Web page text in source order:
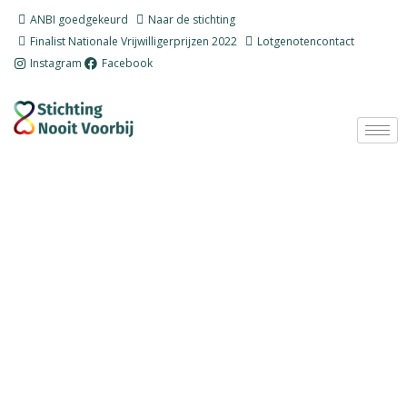
ANBI goedgekeurd
Naar de stichting
Finalist Nationale Vrijwilligerprijzen 2022
Lotgenotencontact
Instagram
Facebook